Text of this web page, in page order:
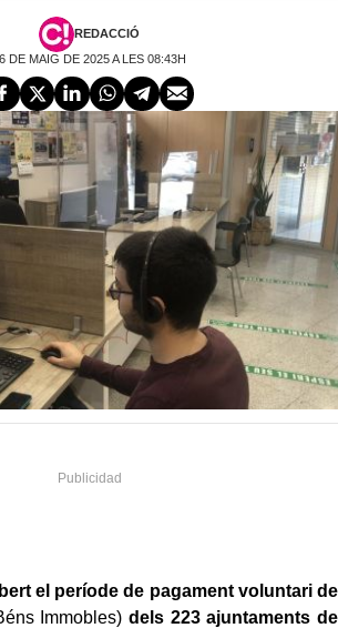
REDACCIÓ
DE MAIG DE 2025 A LES 08:43H
el període de pagament voluntari de
Immobles)dels 223 ajuntaments de